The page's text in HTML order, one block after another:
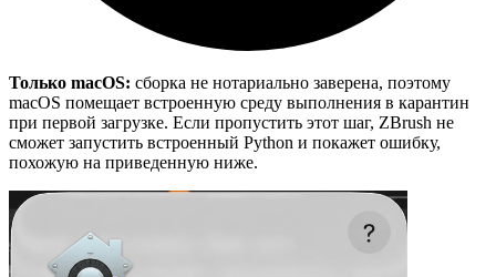
Только macOS: сборка не нотариально заверена, поэтому
macOS помещает встроенную среду выполнения в карантин
при первой загрузке. Если пропустить этот шаг, ZBrush не
сможет запустить встроенный Python и покажет ошибку,
похожую на приведенную ниже.